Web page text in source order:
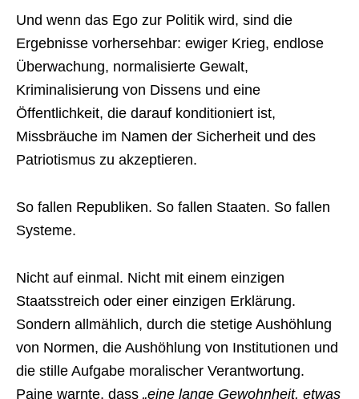
Und wenn das Ego zur Politik wird, sind die
Ergebnisse vorhersehbar: ewiger Krieg, endlose
Überwachung, normalisierte Gewalt,
Kriminalisierung von Dissens und eine
Öffentlichkeit, die darauf konditioniert ist,
Missbräuche im Namen der Sicherheit und des
Patriotismus zu akzeptieren.
So fallen Republiken. So fallen Staaten. So fallen
Systeme.
Nicht auf einmal. Nicht mit einem einzigen
Staatsstreich oder einer einzigen Erklärung.
Sondern allmählich, durch die stetige Aushöhlung
von Normen, die Aushöhlung von Institutionen und
die stille Aufgabe moralischer Verantwortung.
Paine warnte, dass „eine lange Gewohnheit, etwas